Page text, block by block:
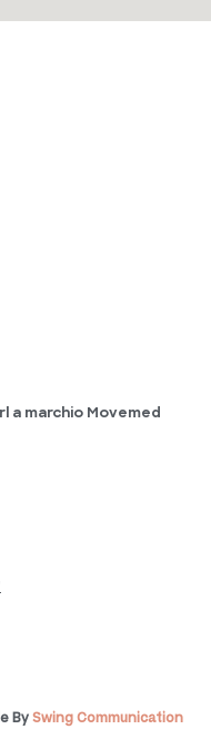
a marchio Movemed
BySwing Communication